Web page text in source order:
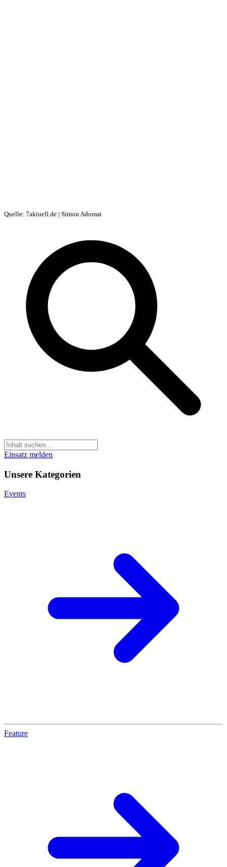
Quelle: 7aktuell.de | Simon Adomat
Einsatz melden
Unsere Kategorien
Events
Feature